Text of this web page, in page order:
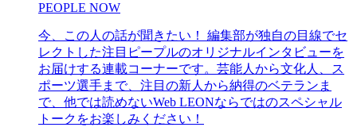
PEOPLE NOW
今、この人の話が聞きたい！ 編集部が独自の目線でセ
レクトした注目ピープルのオリジナルインタビューを
お届けする連載コーナーです。芸能人から文化人、ス
ポーツ選手まで、注目の新人から納得のベテランま
で、他では読めないWeb LEONならではのスペシャル
トークをお楽しみください！